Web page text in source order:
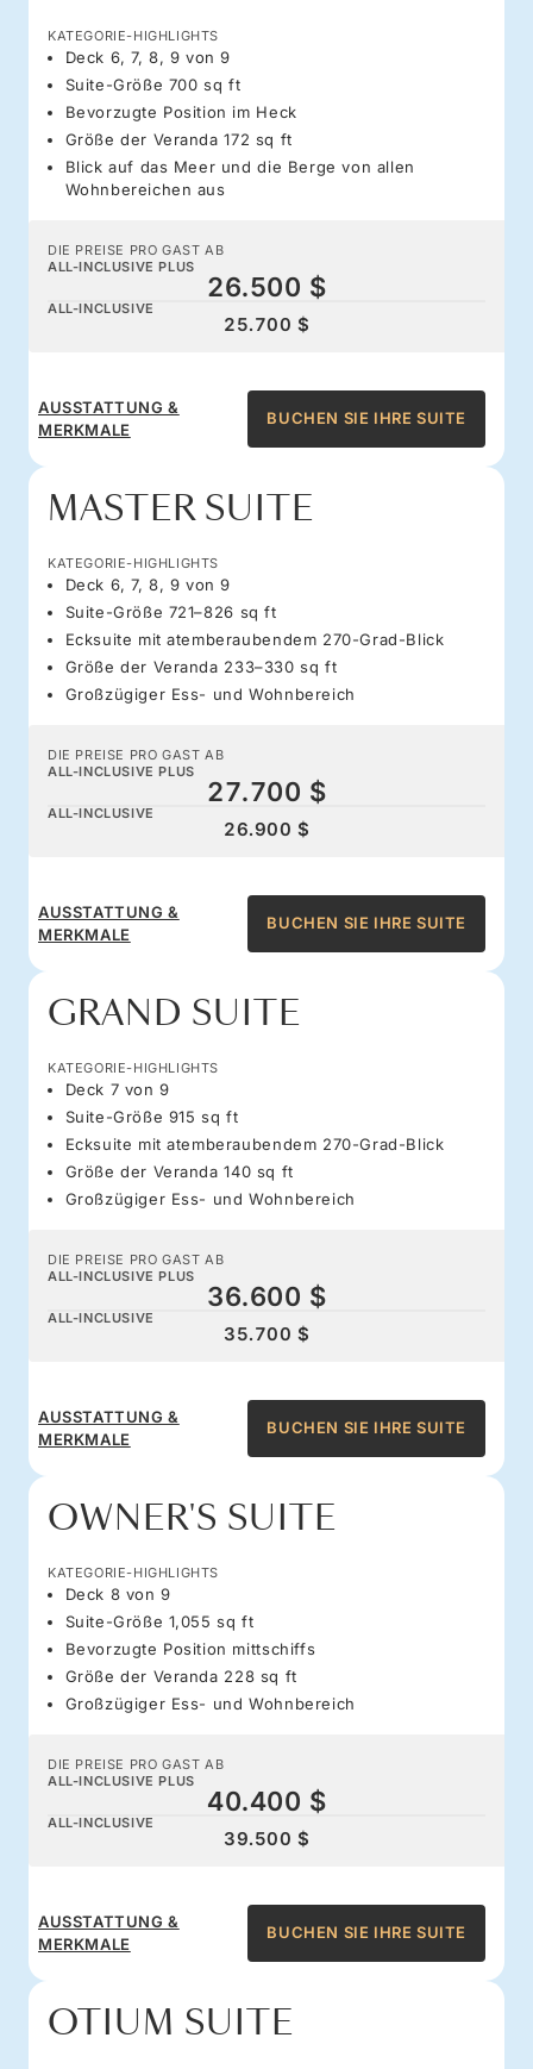
KATEGORIE-HIGHLIGHTS
Deck 6, 7, 8, 9 von 9
Suite-Größe 700 sq ft
Bevorzugte Position im Heck
Größe der Veranda 172 sq ft
Blick auf das Meer und die Berge von allen
Wohnbereichen aus
DIE PREISE PRO GAST AB
ALL-INCLUSIVE PLUS
26.500 $
ALL-INCLUSIVE
25.700 $
AUSSTATTUNG &
MERKMALE
BUCHEN SIE IHRE SUITE
MASTER SUITE
KATEGORIE-HIGHLIGHTS
Deck 6, 7, 8, 9 von 9
Suite-Größe 721–826 sq ft
Ecksuite mit atemberaubendem 270-Grad-Blick
Größe der Veranda 233–330 sq ft
Großzügiger Ess- und Wohnbereich
DIE PREISE PRO GAST AB
ALL-INCLUSIVE PLUS
27.700 $
ALL-INCLUSIVE
26.900 $
AUSSTATTUNG &
MERKMALE
BUCHEN SIE IHRE SUITE
GRAND SUITE
KATEGORIE-HIGHLIGHTS
Deck 7 von 9
Suite-Größe 915 sq ft
Ecksuite mit atemberaubendem 270-Grad-Blick
Größe der Veranda 140 sq ft
Großzügiger Ess- und Wohnbereich
DIE PREISE PRO GAST AB
ALL-INCLUSIVE PLUS
36.600 $
ALL-INCLUSIVE
35.700 $
AUSSTATTUNG &
MERKMALE
BUCHEN SIE IHRE SUITE
OWNER'S SUITE
KATEGORIE-HIGHLIGHTS
Deck 8 von 9
Suite-Größe 1,055 sq ft
Bevorzugte Position mittschiffs
Größe der Veranda 228 sq ft
Großzügiger Ess- und Wohnbereich
DIE PREISE PRO GAST AB
ALL-INCLUSIVE PLUS
40.400 $
ALL-INCLUSIVE
39.500 $
AUSSTATTUNG &
MERKMALE
BUCHEN SIE IHRE SUITE
OTIUM SUITE